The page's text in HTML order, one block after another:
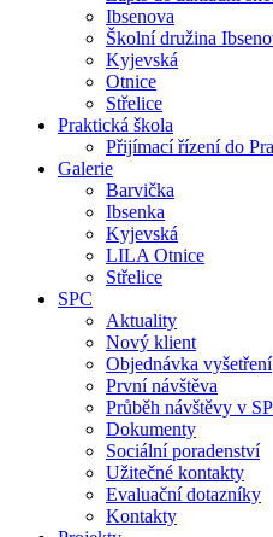
Ibsenova
Školní družina
Kyjevská
Otnice
Střelice
Praktická škola
Přijímací řízení do
Galerie
Barvička
Ibsenka
Kyjevská
LILA Otnice
Střelice
SPC
Aktuality
Nový klient
Objednávka vyšetření
První návštěva
Průběh návštěvy v
Dokumenty
Sociální poradenství
Užitečné kontakty
Evaluační dotazníky
Kontakty